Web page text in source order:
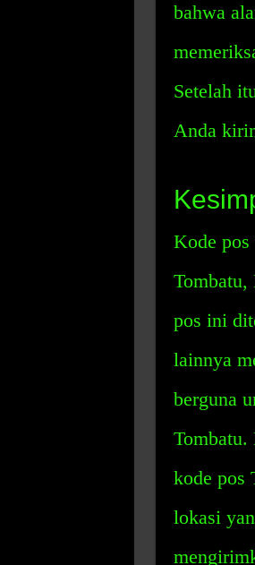
bahwa
Setelah
Anda
Kode pos
Tombatu,
pos ini
lainnya
berguna
Tombatu.
kode pos
lokasi